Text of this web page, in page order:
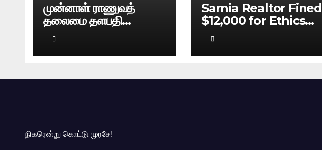
முன்னாள் ராணுவத்
தலைமை தளபதி
நரவணேயின் புத்தகம்
கசிவு: டெல்லி போலிஸ்
வழக்குப் பதிவு!
Sarnia Realtor Fined
$12,000 for Ethics
Breach
நிகரென்று கொட்டு முரசே!